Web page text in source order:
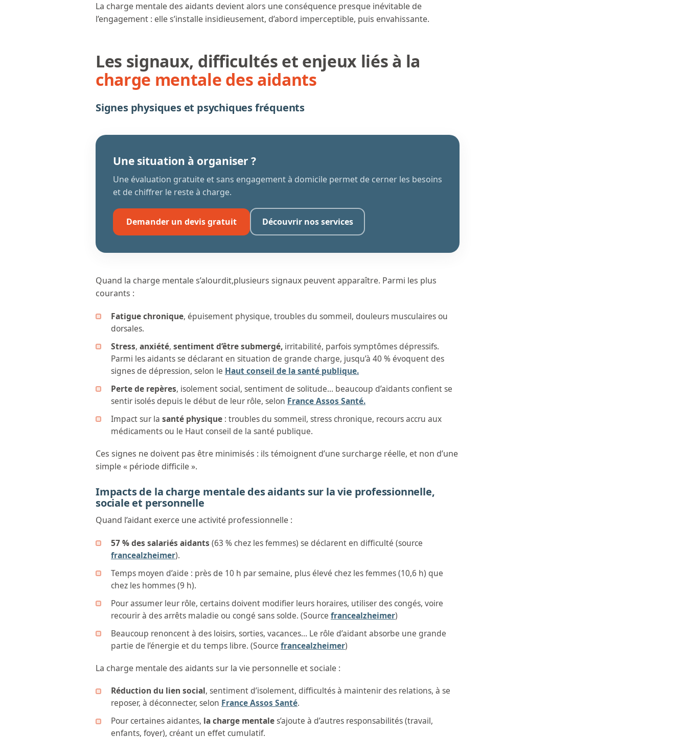
La charge mentale des aidants devient alors une conséquence presque inévitable de
l’engagement : elle s’installe insidieusement, d’abord imperceptible, puis envahissante.
Les signaux, difficultés et enjeux liés à la
charge mentale des aidants
Signes physiques et psychiques fréquents
Une situation à organiser ?
Une évaluation gratuite et sans engagement à domicile permet de cerner les besoins
et de chiffrer le reste à charge.
Demander un devis gratuit Découvrir nos services
Quand la charge mentale s’alourdit,plusieurs signaux peuvent apparaître. Parmi les plus
courants :
Fatiguechronique, épuisement physique, troubles du sommeil, douleurs musculaires ou
dorsales.
Stress, anxiété, sentiment d’être submergé, irritabilité, parfois symptômes dépressifs.
Parmi les aidants se déclarant en situation de grande charge, jusqu’à 40 % évoquent des
signes de dépression, selon le Haut conseil de la santé publique.
Perte de repères, isolement social, sentiment de solitude… beaucoup d’aidants confient se
sentir isolés depuis le début de leur rôle, selon France Assos Santé.
Impact sur la santé physique : troubles du sommeil, stress chronique, recours accru aux
médicaments ou le Haut conseil de la santé publique.
Ces signes ne doivent pas être minimisés : ils témoignent d’une surcharge réelle, et non d’une
simple « période difficile ».
Impacts de la charge mentale des aidants sur la vie professionnelle,
sociale et personnelle
Quand l’aidant exerce une activité professionnelle :
57 % des salariés aidants (63 % chez les femmes) se déclarent en difficulté (source
francealzheimer).
Temps moyen d’aide : près de 10 h par semaine, plus élevé chez les femmes (10,6 h) que
chez les hommes (9 h).
Pour assumer leur rôle, certains doivent modifier leurs horaires, utiliser des congés, voire
recourir à des arrêts maladie ou congé sans solde. (Source francealzheimer)
Beaucoup renoncent à des loisirs, sorties, vacances… Le rôle d’aidant absorbe une grande
partie de l’énergie et du temps libre. (Source francealzheimer)
La charge mentale des aidants sur la vie personnelle et sociale :
Réduction du lien social, sentiment d’isolement, difficultés à maintenir des relations, à se
reposer, à déconnecter, selon France Assos Santé.
Pour certaines aidantes, lacharge mentales’ajoute à d’autres responsabilités (travail,
enfants, foyer), créant un effet cumulatif.